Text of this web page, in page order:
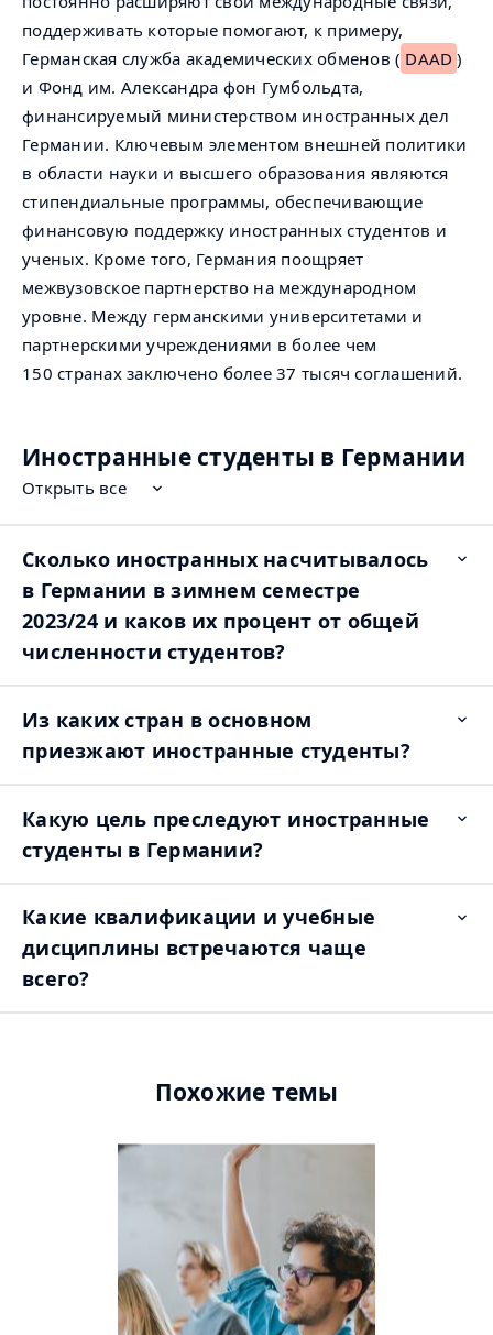
поддерживать которые помогают, к примеру,
Германская служба академических обменов ( DAAD )
и Фонд им. Александра фон Гумбольдта,
финансируемый министерством иностранных дел
Германии. Ключевым элементом внешней политики
в области науки и высшего образования являются
стипендиальные программы, обеспечивающие
финансовую поддержку иностранных студентов и
ученых. Кроме того, Германия поощряет
межвузовское партнерство на международном
уровне. Между германскими университетами и
партнерскими учреждениями в более чем
150 странах заключено более 37 тысяч соглашений.
Иностранные студенты в Германии
Открыть все
Сколько иностранных насчитывалось
в Германии в зимнем семестре
2023/24 и каков их процент от общей
численности студентов?
Из каких стран в основном
приезжают иностранные студенты?
Какую цель преследуют иностранные
студенты в Германии?
Какие квалификации и учебные
дисциплины встречаются чаще
всего?
Похожие темы